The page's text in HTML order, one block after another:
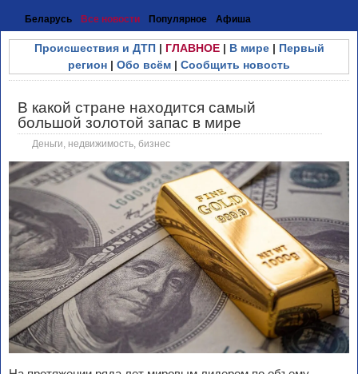
Беларусь Все новости Популярное Афиша
Происшествия и ДТП| ГЛАВНОЕ| В мире| Первый
регион | Обо всём | Сообщить новость
В какой стране находится самый
большой золотой запас в мире
Деньги, недвижимость, бизнес